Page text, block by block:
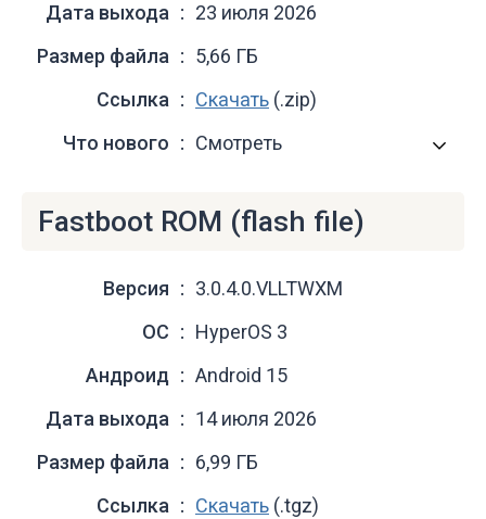
Дата выхода
23 июля 2026
Размер файла
5,66 ГБ
Ссылка
Скачать (.zip)
Что нового
Смотреть
Fastboot ROM (flash file)
Версия
3.0.4.0.VLLTWXM
ОС
HyperOS 3
Андроид
Android 15
Дата выхода
14 июля 2026
Размер файла
6,99 ГБ
Ссылка
Скачать (.tgz)